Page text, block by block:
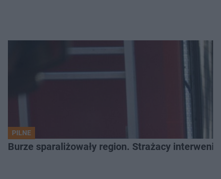
PILNE
Burze sparaliżowały region. Strażacy